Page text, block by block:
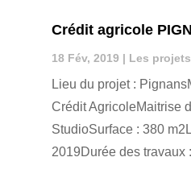
Crédit agricole
18 Fév, 2019 | Les
Lieu du projet :
Crédit AgricoleMaitrise
StudioSurface : 380
2019Durée des travaux